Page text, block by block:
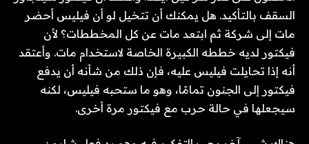
السقف بالتأكيد. هل يمكنك أن تتخيل لو أن فيليس أحضر
مات إلى شركة ثم ابتعد مات عن كل المخططات؟ لأن
فيكتور لديه خططه الكبيرة الخاصة لاستخدام مات. وأعتقد
أنه إذا تحايلت فيليس عليه، فإن ذلك من شأنه أن يدفع
فيكتور إلى الجنون تمامًا، وهو ما ستحبه فيليس، لكنه
سيجعلها في حالة حرب مع فيكتور مرة أخرى.